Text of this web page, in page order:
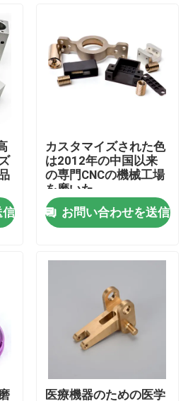
械で造った
信
カスタマイズされた色
は2012年の中国以来
の専門CNCの機械工場
を磨いた
お問い合わせを送信
医療機器のための医学